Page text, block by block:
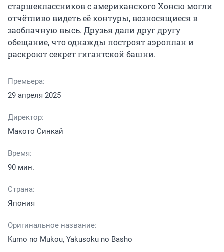
старшеклассников с американского Хонсю могли
отчётливо видеть её контуры, возносящиеся в
заоблачную высь. Друзья дали друг другу
обещание, что однажды построят аэроплан и
раскроют секрет гигантской башни.
Премьера:
29 апреля 2025
Директор:
Макото Синкай
Время:
90 мин.
Страна:
Япония
Оригинальное название:
Kumo no Mukou, Yakusoku no Basho